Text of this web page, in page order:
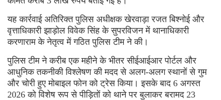
यह कार्रवाई अतिरिक्त पुलिस अधीक्षक खेरवाड़ा रजत बिश्नोई और
वृत्ताधिकारी झाड़ोल विवेक सिंह के सुपरविजन में थानाधिकारी
करणाराम के नेतृत्व में गठित पुलिस टीम ने की।
पुलिस टीम ने करीब एक महीने के भीतर सीईआईआर पोर्टल और
आधुनिक तकनीकी विश्लेषण की मदद से अलग-अलग स्थानों से गुम
और चोरी हुए मोबाइल फोन को ट्रेस किया। इसके बाद 6 अगस्त
2026 को विशेष रूप से पीड़ितों को थाने पर बुलाकर बरामद 23